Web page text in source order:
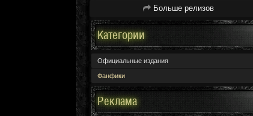
Больше релизов
Категории
Официальные издания
Фанфики
Реклама